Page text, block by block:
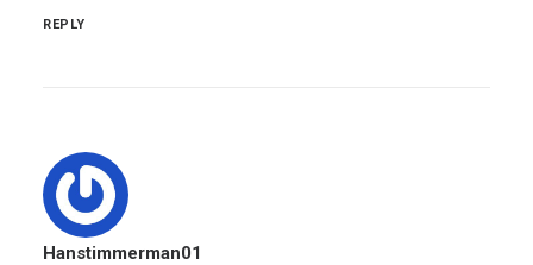
REPLY
Hanstimmerman01